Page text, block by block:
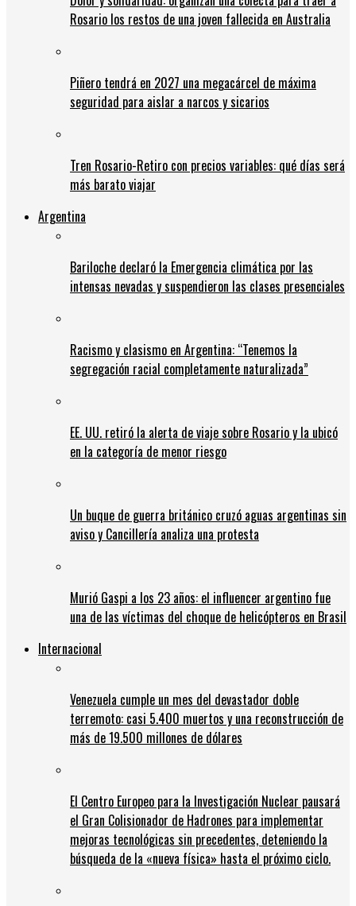
Rosario los restos de una joven fallecida en Australia
Piñero tendrá en 2027 una megacárcel de máxima
seguridad para aislar a narcos y sicarios
Tren Rosario-Retiro con precios variables: qué días será
más barato viajar
Argentina
Bariloche declaró la Emergencia climática por las
intensas nevadas y suspendieron las clases presenciales
Racismo y clasismo en Argentina: “Tenemos la
segregación racial completamente naturalizada”
EE. UU. retiró la alerta de viaje sobre Rosario y la ubicó
en la categoría de menor riesgo
Un buque de guerra británico cruzó aguas argentinas sin
aviso y Cancillería analiza una protesta
Murió Gaspi a los 23 años: el influencer argentino fue
una de las víctimas del choque de helicópteros en Brasil
Internacional
Venezuela cumple un mes del devastador doble
terremoto: casi 5.400 muertos y una reconstrucción de
más de 19.500 millones de dólares
El Centro Europeo para la Investigación Nuclear pausará
el Gran Colisionador de Hadrones para implementar
mejoras tecnológicas sin precedentes, deteniendo la
búsqueda de la «nueva física» hasta el próximo ciclo.